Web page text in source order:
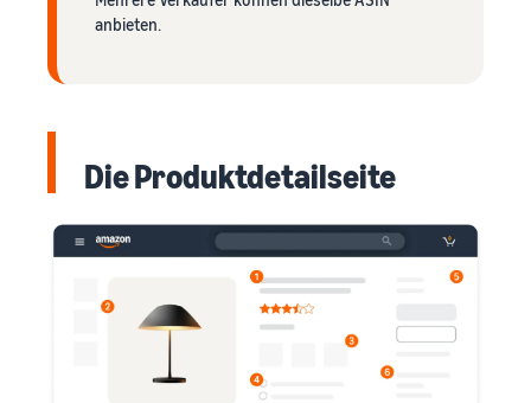
anbieten.
Die Produktdetailseite